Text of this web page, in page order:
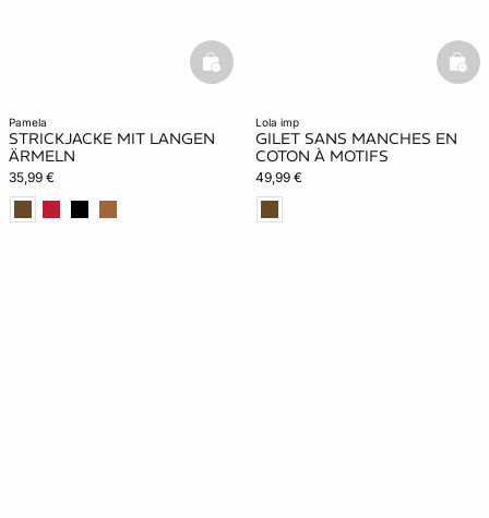
pamela
STRICKJACKE MIT LANGEN
ÄRMELN
35,99 €
basketfull
lola imp
GILET SANS MANCHES EN
COTON À MOTIFS
49,99 €